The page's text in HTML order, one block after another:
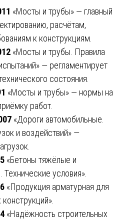
«Мосты и трубы» — главный
расчётам,
к конструкциям.
«Мосты и трубы. Правила
— регламентирует
состояния.
«Мосты и трубы» — нормы на
работ.
«Дороги автомобильные.
и воздействий» —
«Бетоны тяжёлые и
условия».
«Продукция арматурная для
«Надёжность строительных